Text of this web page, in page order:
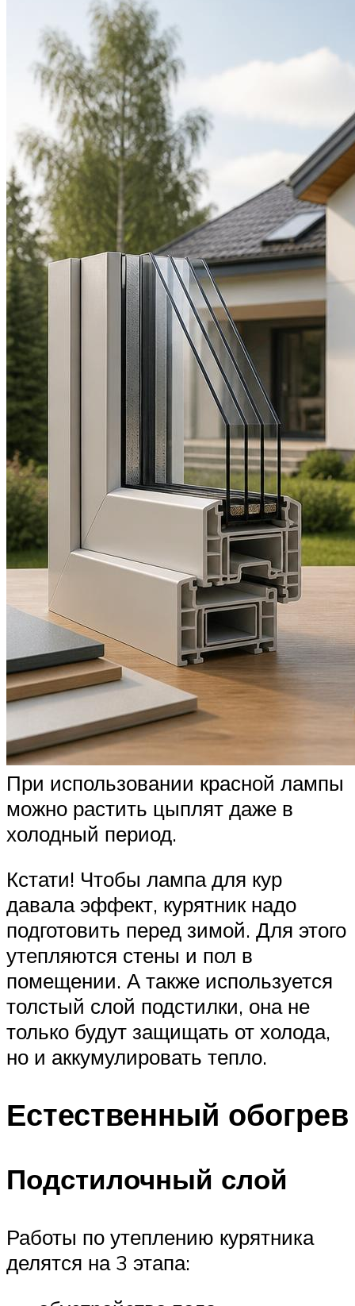
При использовании красной лампы
можно растить цыплят даже в
холодный период.
Кстати! Чтобы лампа для кур
давала эффект, курятник надо
подготовить перед зимой. Для этого
утепляются стены и пол в
помещении. А также используется
толстый слой подстилки, она не
только будут защищать от холода,
но и аккумулировать тепло.
Естественный обогрев
Подстилочный слой
Работы по утеплению курятника
делятся на 3 этапа: